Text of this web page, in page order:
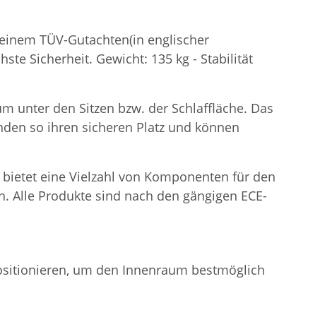
TÜV-Gutachten(in englischer
Sicherheit. Gewicht: 135 kg - Stabilität
unter den Sitzen bzw. der Schlaffläche. Das
so ihren sicheren Platz und können
eine Vielzahl von Komponenten für den
Produkte sind nach den gängigen ECE-
um den Innenraum bestmöglich